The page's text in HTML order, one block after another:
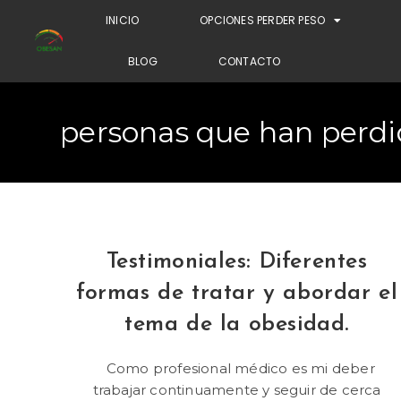
INICIO OPCIONES PERDER PESO
BLOG CONTACTO
personas que han
Testimoniales: Diferentes
formas de tratar y abordar el
tema de la obesidad.
Como profesional médico es mi deber
trabajar continuamente y seguir de cerca